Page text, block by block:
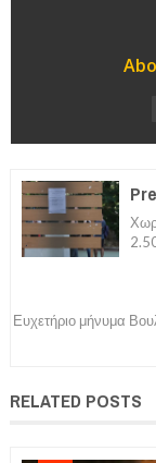
Ευχετήριο μήνυμα
RELATED POSTS